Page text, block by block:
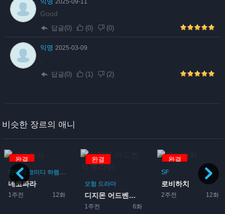
2025-09-11
Good
답글(0) (0) (0)
익명 2025-03-09
답글(0) (1) (2)
비슷한 장르의 애니
완결
판타지 코미디 하렘 드라마
네코파라
1주전 12화
완결
모험 드라마
디지몬 어드벤쳐 트라이
1주전 6화
완결
SF
로비하치
2주전 12화